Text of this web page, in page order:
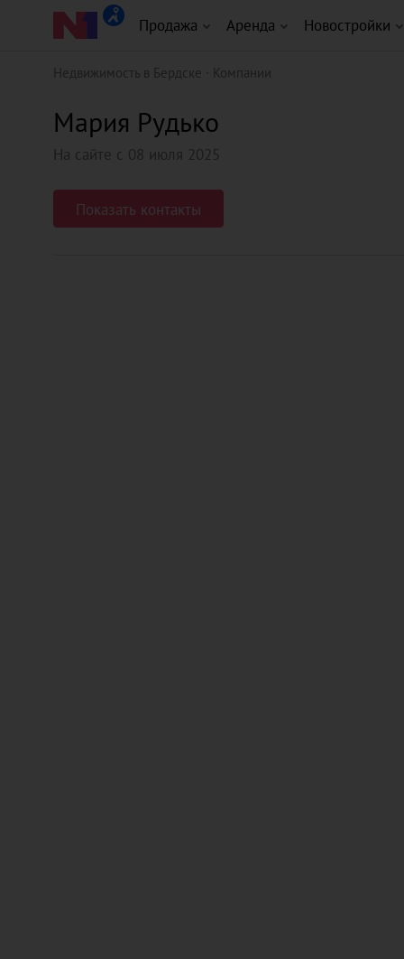
Продажа Аренда Новостройки
Недвижимость в Бердске Компании
Мария Рудько
На сайте с 08 июля 2025
Показать контакты